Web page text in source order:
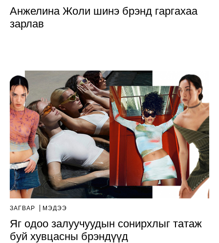
Анжелина Жоли шинэ брэнд гаргахаа
зарлав
ЗАГВАР МЭДЭЭ
Яг одоо залуучуудын сонирхлыг татаж
буй хувцасны брэндүүд